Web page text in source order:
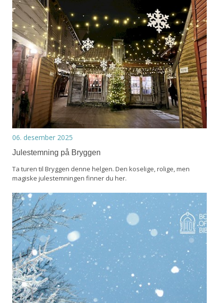
06. desember 2025
Julestemning på Bryggen
Ta turen til Bryggen denne helgen. Den koselige, rolige, men
magiske julestemningen finner du her.